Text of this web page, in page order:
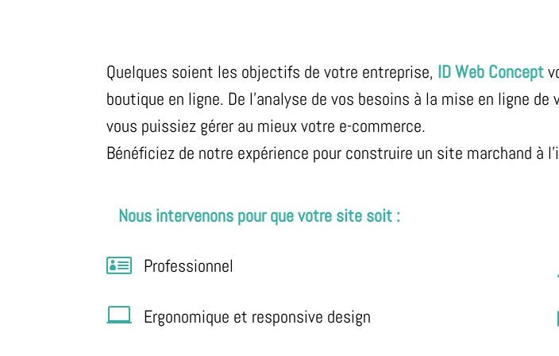
Quelques soient les objectifs de votre entreprise, ID Web Concept
boutique en ligne. De l’analyse de vos besoins à la mise en ligne
vous puissiez gérer au mieux votre e-commerce.
Bénéficiez de notre expérience pour construire un site marchand à
Nous intervenons pour que votre site soit :
 Professionnel
 Ergonomique et responsive design